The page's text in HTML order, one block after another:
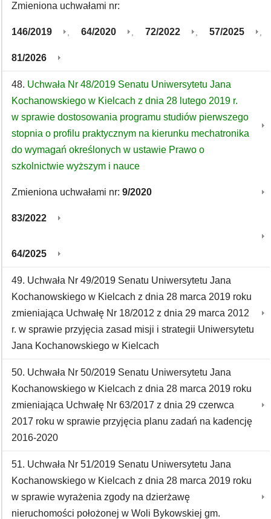
Zmieniona uchwałami nr:
146/2019 64/2020 72/2022 57/2025
81/2026
48. Uchwała Nr 48/2019 Senatu Uniwersytetu Jana
Kochanowskiego w Kielcach z dnia 28 lutego 2019 r.
w sprawie dostosowania programu studiów pierwszego
stopnia o profilu praktycznym na kierunku mechatronika
do wymagań określonych w ustawie Prawo o
szkolnictwie wyższym i nauce
Zmieniona uchwałami nr: 9/2020
83/2022
64/2025
49. Uchwała Nr 49/2019 Senatu Uniwersytetu Jana
Kochanowskiego w Kielcach z dnia 28 marca 2019 roku
zmieniająca Uchwałę Nr 18/2012 z dnia 29 marca 2012
r. w sprawie przyjęcia zasad misji i strategii Uniwersytetu
Jana Kochanowskiego w Kielcach
50. Uchwała Nr 50/2019 Senatu Uniwersytetu Jana
Kochanowskiego w Kielcach z dnia 28 marca 2019 roku
zmieniająca Uchwałę Nr 63/2017 z dnia 29 czerwca
2017 roku w sprawie przyjęcia planu zadań na kadencję
2016-2020
51. Uchwała Nr 51/2019 Senatu Uniwersytetu Jana
Kochanowskiego w Kielcach z dnia 28 marca 2019 roku
w sprawie wyrażenia zgody na dzierżawę
nieruchomości położonej w Woli Bykowskiej gm.